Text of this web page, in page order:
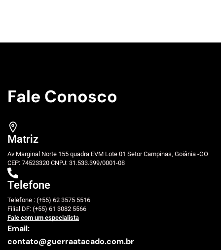
Fale Conosco
Matriz
Av Marginal Norte 155 quadra EVM Lote 01 Setor Campinas, Goiânia -GO
CEP: 74523320 CNPJ: 31.533.399/0001-08
Telefone
Telefone : (+55) 62 3575 5516
Filial DF: (+55) 61 3082 5566
Fale com um especialista
Email:
contato@guerraatacado.com.br